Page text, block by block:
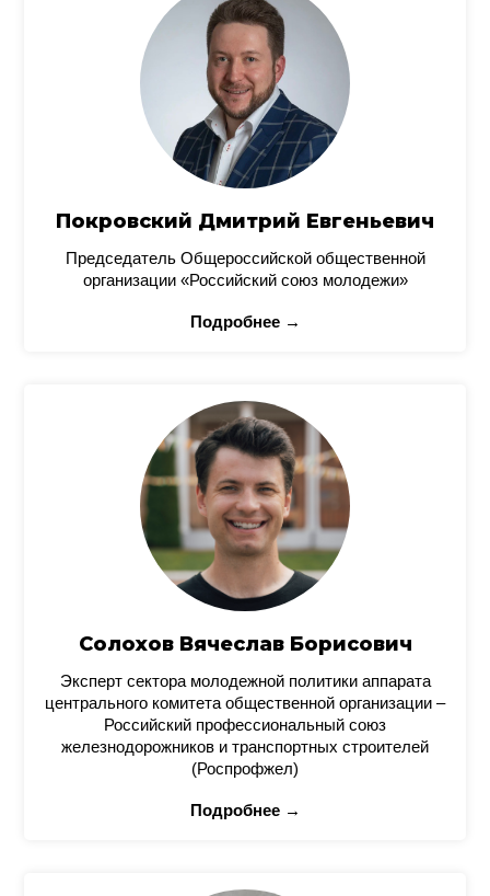
Покровский Дмитрий Евгеньевич
Председатель Общероссийской общественной
организации «Российский союз молодежи»
Подробнее →
Солохов Вячеслав Борисович
Эксперт сектора молодежной политики аппарата
центрального комитета общественной организации –
Российский профессиональный союз
железнодорожников и транспортных строителей
(Роспрофжел)
Подробнее →